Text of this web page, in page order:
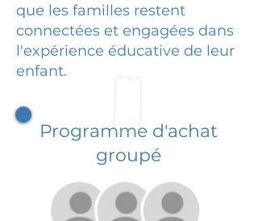
que les familles restent
connectées et engagées dans
l'expérience éducative de leur
enfant.
Programme d'achat
groupé